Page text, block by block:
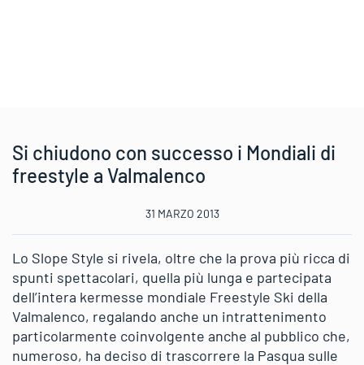
Si chiudono con successo i Mondiali di
freestyle a Valmalenco
31 MARZO 2013
Lo Slope Style si rivela, oltre che la prova più ricca di
spunti spettacolari, quella più lunga e partecipata
dell’intera kermesse mondiale Freestyle Ski della
Valmalenco, regalando anche un intrattenimento
particolarmente coinvolgente anche al pubblico che,
numeroso, ha deciso di trascorrere la Pasqua sulle